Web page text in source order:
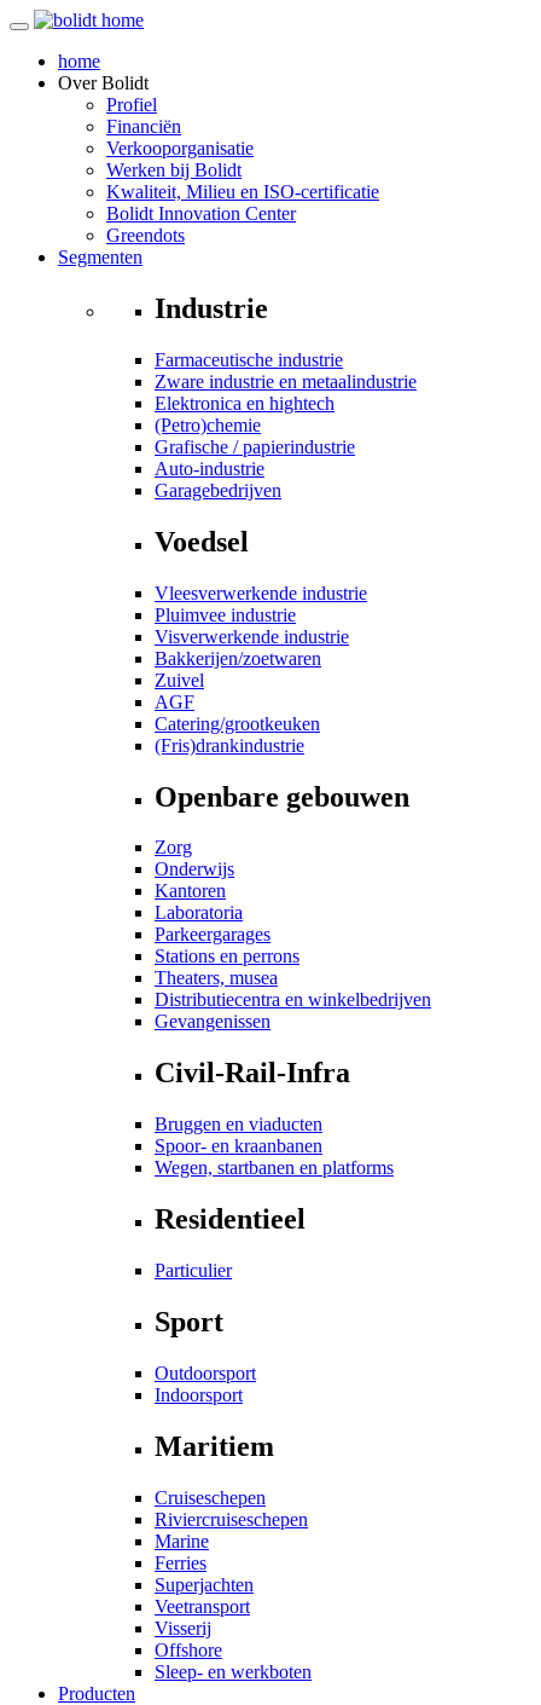
home
OverBolidt
Profiel
Financiën
Verkooporganisatie
Werken bij Bolidt
Kwaliteit, Milieu en ISO-certificatie
Bolidt Innovation Center
Greendots
Segmenten
Industrie
Farmaceutische industrie
Zware industrie en metaalindustrie
Elektronica en hightech
(Petro)chemie
Grafische / papierindustrie
Auto-industrie
Garagebedrijven
Voedsel
Vleesverwerkende industrie
Pluimvee industrie
Visverwerkende industrie
Bakkerijen/zoetwaren
Zuivel
AGF
Catering/grootkeuken
(Fris)drankindustrie
Openbare gebouwen
Zorg
Onderwijs
Kantoren
Laboratoria
Parkeergarages
Stations en perrons
Theaters, musea
Distributiecentra en winkelbedrijven
Gevangenissen
Civil-Rail-Infra
Bruggen en viaducten
Spoor- en kraanbanen
Wegen, startbanen en platforms
Residentieel
Particulier
Sport
Outdoorsport
Indoorsport
Maritiem
Cruiseschepen
Riviercruiseschepen
Marine
Ferries
Superjachten
Veetransport
Visserij
Offshore
Sleep- en werkboten
Producten